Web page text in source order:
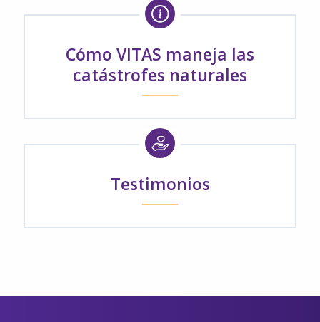
Cómo VITAS maneja las
catástrofes naturales
Testimonios